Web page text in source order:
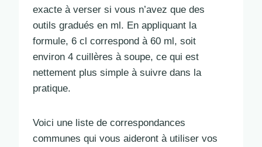
exacte à verser si vous n’avez que des
outils gradués en ml. En appliquant la
formule, 6 cl correspond à 60 ml, soit
environ 4 cuillères à soupe, ce qui est
nettement plus simple à suivre dans la
pratique.
Voici une liste de correspondances
communes qui vous aideront à utiliser vos